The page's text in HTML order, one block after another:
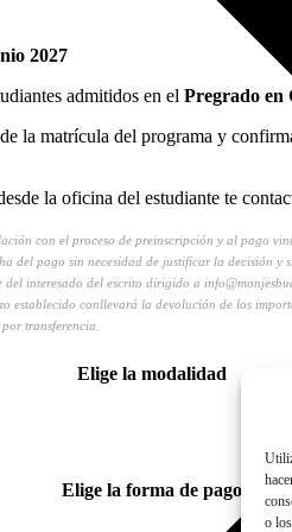
o
2027
admitidos en el Pregrado en
la matrícula del programa y
la oficina del estudiante te
con el proceso de preinscripción y al pago
del pago sin necesidad de justificar la decisión
interesado del escrito dirigido a
establecido conllevará la devolución de los
transferencia.
Elige la modalidad
Elige la forma de pago